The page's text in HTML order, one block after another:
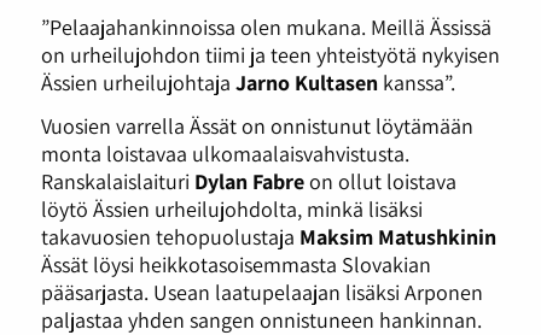
”Pelaajahankinnoissa olen mukana. Meillä Ässissä
on urheilujohdon tiimi ja teen yhteistyötä nykyisen
Ässien urheilujohtaja Jarno Kultasenkanssa”.
Vuosien varrella Ässät on onnistunut löytämään
monta loistavaa ulkomaalaisvahvistusta.
Ranskalaislaituri Dylan Fabreon ollut loistava
löytö Ässien urheilujohdolta, minkä lisäksi
takavuosien tehopuolustaja Maksim Matushkinin
Ässät löysi heikkotasoisemmasta Slovakian
pääsarjasta. Usean laatupelaajan lisäksi Arponen
paljastaa yhden sangen onnistuneen hankinnan.